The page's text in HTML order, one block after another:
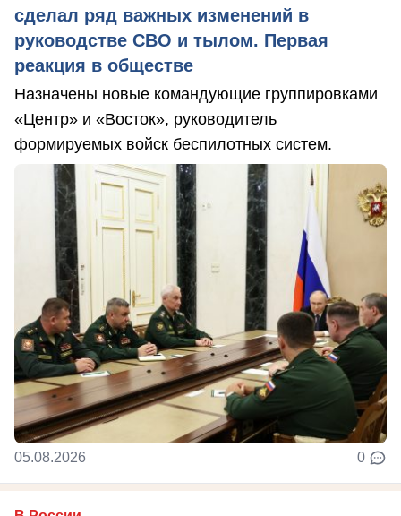
сделал ряд важных изменений в
руководстве СВО и тылом. Первая
реакция в обществе
Назначены новые командующие группировками
«Центр» и «Восток», руководитель
формируемых войск беспилотных систем.
05.08.2026 0